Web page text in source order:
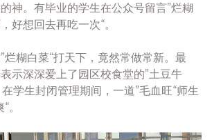
神。有毕业的学生在公众号留言”烂糊
好想回去再吃一次“。
糊白菜“打天下，竟然常做常新。最
示深深爱上了园区校食堂的”土豆牛
在学生封闭管理期间，一道”毛血旺“师生
。